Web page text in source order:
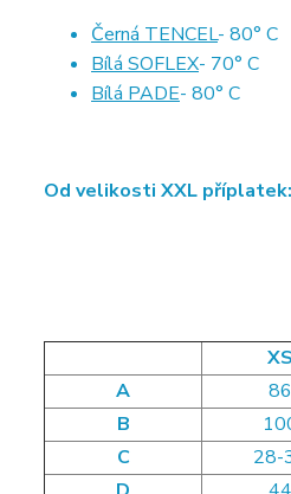
Černá TENCEL- 80° C
Bílá SOFLEX- 70° C
Bílá PADE- 80° C
Od velikosti XXL
XS
A
86
B
C
28-